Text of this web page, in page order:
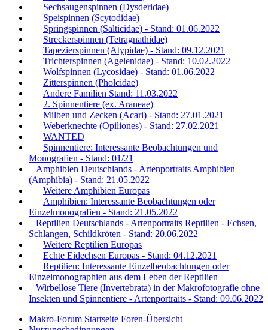
Sechsaugenspinnen (Dysderidae)
Speispinnen (Scytodidae)
Springspinnen (Salticidae) - Stand: 01.06.2022
Streckerspinnen (Tetragnathidae)
Tapezierspinnen (Atypidae) - Stand: 09.12.2021
Trichterspinnen (Agelenidae) - Stand: 10.02.2022
Wolfspinnen (Lycosidae) - Stand: 01.06.2022
Zitterspinnen (Pholcidae)
Andere Familien Stand: 11.03.2022
2. Spinnentiere (ex. Araneae)
Milben und Zecken (Acari) - Stand: 27.01.2021
Weberknechte (Opiliones) - Stand: 27.02.2021
WANTED
Spinnentiere: Interessante Beobachtungen und
Monografien - Stand: 01/21
Amphibien Deutschlands - Artenportraits Amphibien
(Amphibia) - Stand: 21.05.2022
Weitere Amphibien Europas
Amphibien: Interessante Beobachtungen oder
Einzelmonografien - Stand: 21.05.2022
Reptilien Deutschlands - Artenportraits Reptilien - Echsen,
Schlangen, Schildkröten - Stand: 20.06.2022
Weitere Reptilien Europas
Echte Eidechsen Europas - Stand: 04.12.2021
Reptilien: Interessante Einzelbeobachtungen oder
Einzelmonographien aus dem Leben der Reptilien
Wirbellose Tiere (Invertebrata) in der Makrofotografie ohne
Insekten und Spinnentiere - Artenportraits - Stand: 09.06.2022
Makro-Forum Startseite Foren-Übersicht